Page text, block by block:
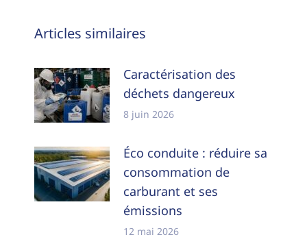
Navigation
article
Articles similaires
Caractérisation des
déchets dangereux
8 juin 2026
Éco conduite : réduire sa
consommation de
carburant et ses
émissions
12 mai 2026